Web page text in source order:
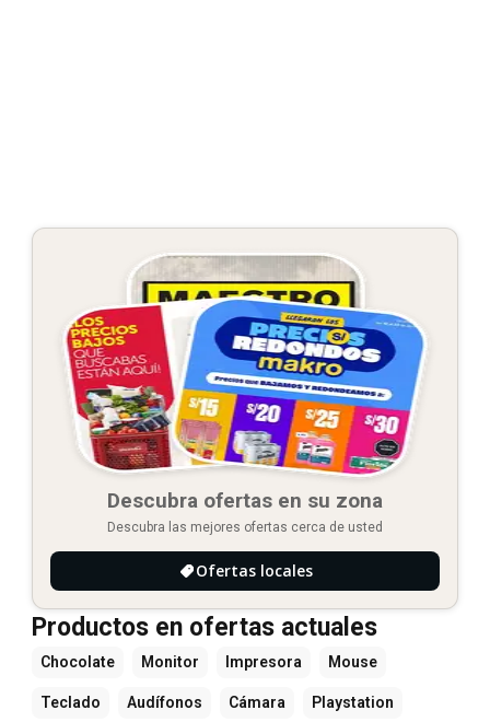
Descubra ofertas en su zona
Descubra las mejores ofertas cerca de usted
Ofertas locales
Productos en ofertas actuales
Chocolate Monitor Impresora Mouse
Teclado Audífonos Cámara Playstation